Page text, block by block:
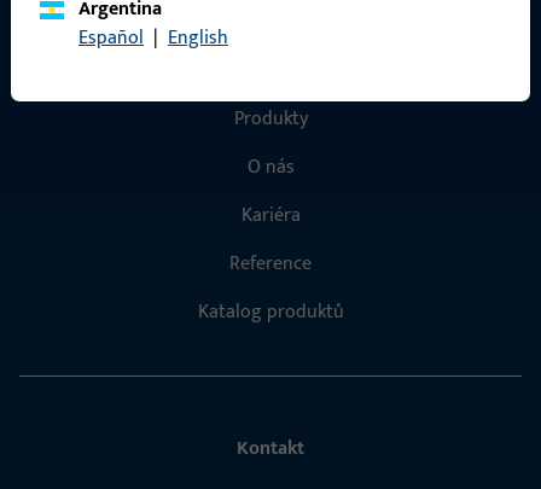
Argentina
Español | English
Produkty
O nás
Kariéra
Reference
Katalog produktů
Kontakt